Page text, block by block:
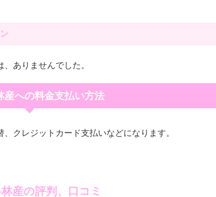
ありませんでした。
産への料金支払い方法
クレジットカード支払いなどになります。
産の評判、口コミ